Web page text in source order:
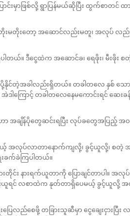
မှာဖြစ်လို့ ရွာပြန်မယ်ဆိုပြီး ထွက်စာတင် ထ
တိုးမတိုးတော့ အဆောင်လည်းမတူ၊ အလုပ်
တယ်။ ဒီငွေထဲက အဆောင်ခ၊ ရေဖိုး၊ မီးဖို
နိုင်တဲ့အခါလည်းရှိတယ်။ တခါတလေ နှစ် သော
ြောင့် တခါတလေနေမကောင်းရင် ဆေးခန်
ချိန်ပိုတွေဆင်းရပြီး လုပ်ခတွေအပြည့် အ
လာတာနောက်ကျလို့၊ ခွင့်ယူလို့၊ စတဲ့ အကြေ
းခက်ခဲကြပါတယ်။
း နားရက်ယူတာကို ပြောချင်တာပါ။ အလု
ခွင့်ယူရင် လစာထဲက နုတ်တာရှိပေမယ့် ခွင့်
ေလည်စေဖို့ တခြားသူဆီမှာ ငွေချေးငှားပြီ